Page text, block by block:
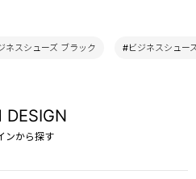
ネスシューズ ブラック #ビジネスシュー
DESIGN
ンから探す